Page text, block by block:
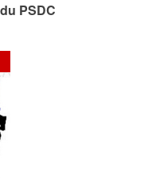
PSDC